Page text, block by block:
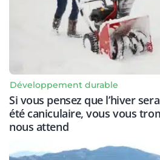
Développement durable
Si vous pensez que l’hiver
été caniculaire, vous vous
nous attend